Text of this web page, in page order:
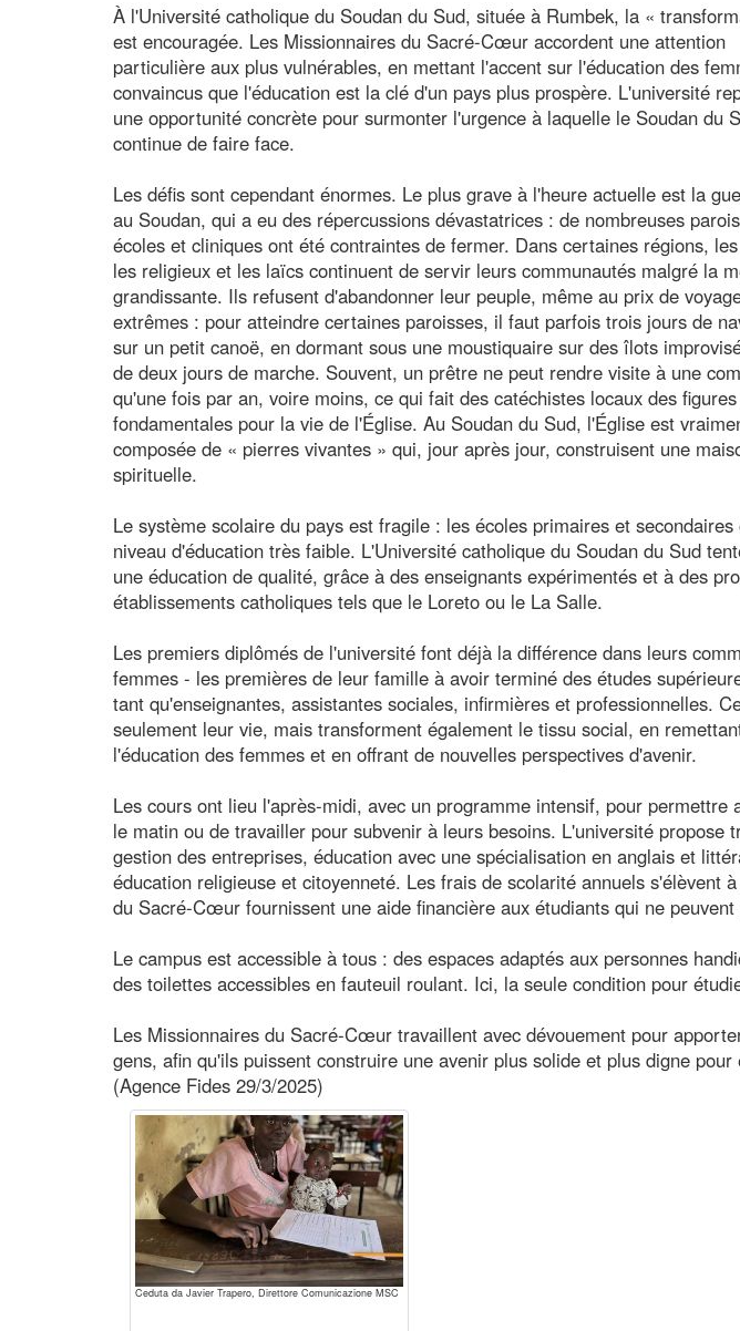
À l'Université catholique du Soudan du Sud, située à Rumbek, la «
est encouragée. Les Missionnaires du Sacré-Cœur accordent une attention
particulière aux plus vulnérables, en mettant l'accent sur l'éducation des
convaincus que l'éducation est la clé d'un pays plus prospère. L'université
une opportunité concrète pour surmonter l'urgence à laquelle le Soudan du
continue de faire face.
Les défis sont cependant énormes. Le plus grave à l'heure actuelle est la
au Soudan, qui a eu des répercussions dévastatrices : de nombreuses
écoles et cliniques ont été contraintes de fermer. Dans certaines régions,
les religieux et les laïcs continuent de servir leurs communautés malgré la
grandissante. Ils refusent d'abandonner leur peuple, même au prix de
extrêmes : pour atteindre certaines paroisses, il faut parfois trois jours de
sur un petit canoë, en dormant sous une moustiquaire sur des îlots
de deux jours de marche. Souvent, un prêtre ne peut rendre visite à une
qu'une fois par an, voire moins, ce qui fait des catéchistes locaux des figures
fondamentales pour la vie de l'Église. Au Soudan du Sud, l'Église est
composée de « pierres vivantes » qui, jour après jour, construisent une
spirituelle.
Le système scolaire du pays est fragile : les écoles primaires et secondaires
niveau d'éducation très faible. L'Université catholique du Soudan du Sud
une éducation de qualité, grâce à des enseignants expérimentés et à des
établissements catholiques tels que le Loreto ou le La Salle.
Les premiers diplômés de l'université font déjà la différence dans leurs
femmes - les premières de leur famille à avoir terminé des études
tant qu'enseignantes, assistantes sociales, infirmières et professionnelles.
seulement leur vie, mais transforment également le tissu social, en
l'éducation des femmes et en offrant de nouvelles perspectives d'avenir.
Les cours ont lieu l'après-midi, avec un programme intensif, pour
le matin ou de travailler pour subvenir à leurs besoins. L'université propose
gestion des entreprises, éducation avec une spécialisation en anglais et
éducation religieuse et citoyenneté. Les frais de scolarité annuels s'élèvent
du Sacré-Cœur fournissent une aide financière aux étudiants qui ne
Le campus est accessible à tous : des espaces adaptés aux personnes
des toilettes accessibles en fauteuil roulant. Ici, la seule condition pour
Les Missionnaires du Sacré-Cœur travaillent avec dévouement pour
gens, afin qu'ils puissent construire une avenir plus solide et plus digne
(Agence Fides 29/3/2025)
Ceduta da Javier Trapero, Direttore Comunicazione MSC